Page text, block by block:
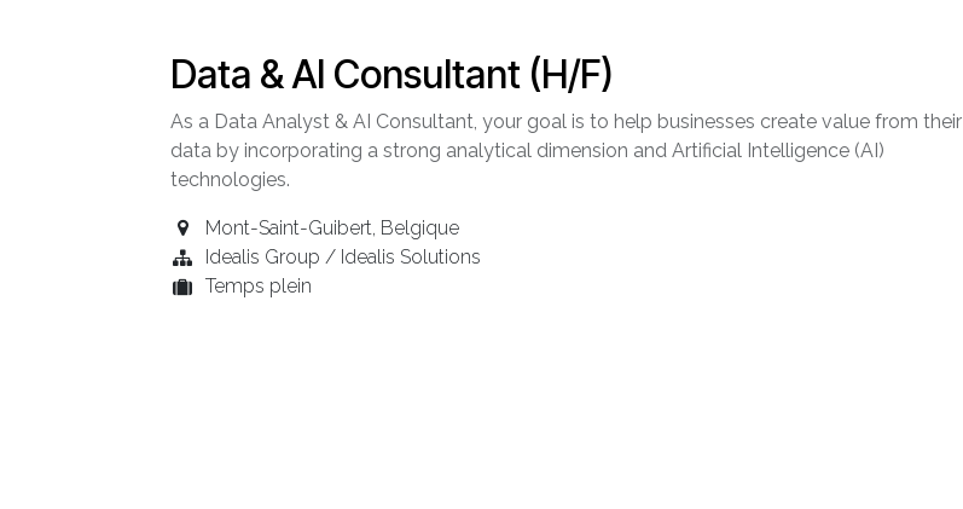
Data & AI Consultant (H/F)
As a Data Analyst & AI Consultant, your goal is to help businesses create value from their
data by incorporating a strong analytical dimension and Artificial Intelligence (AI)
technologies.
Mont-Saint-Guibert, Belgique
Idealis Group / Idealis Solutions
Temps plein